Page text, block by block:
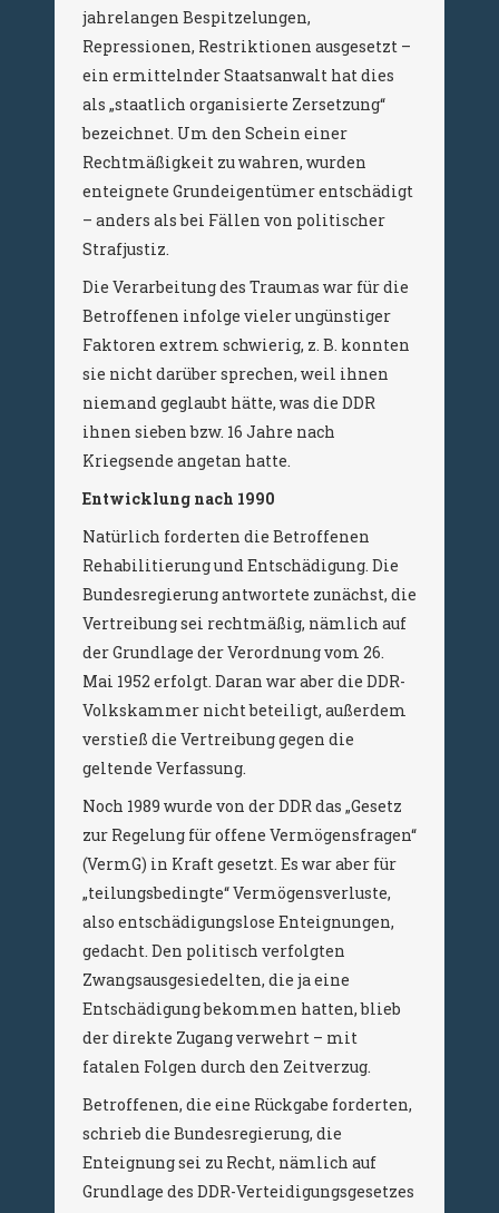
jahrelangen Bespitzelungen,
Repressionen, Restriktionen ausgesetzt –
ein ermittelnder Staatsanwalt hat dies
als „staatlich organisierte Zersetzung“
bezeichnet. Um den Schein einer
Rechtmäßigkeit zu wahren, wurden
enteignete Grundeigentümer entschädigt
– anders als bei Fällen von politischer
Strafjustiz.
Die Verarbeitung des Traumas war für die
Betroffenen infolge vieler ungünstiger
Faktoren extrem schwierig, z. B. konnten
sie nicht darüber sprechen, weil ihnen
niemand geglaubt hätte, was die DDR
ihnen sieben bzw. 16 Jahre nach
Kriegsende angetan hatte.
Entwicklung nach 1990
Natürlich forderten die Betroffenen
Rehabilitierung und Entschädigung. Die
Bundesregierung antwortete zunächst, die
Vertreibung sei rechtmäßig, nämlich auf
der Grundlage der Verordnung vom 26.
Mai 1952 erfolgt. Daran war aber die DDR-
Volkskammer nicht beteiligt, außerdem
verstieß die Vertreibung gegen die
geltende Verfassung.
Noch 1989 wurde von der DDR das „Gesetz
zur Regelung für offene Vermögensfragen“
(VermG) in Kraft gesetzt. Es war aber für
„teilungsbedingte“ Vermögensverluste,
also entschädigungslose Enteignungen,
gedacht. Den politisch verfolgten
Zwangsausgesiedelten, die ja eine
Entschädigung bekommen hatten, blieb
der direkte Zugang verwehrt – mit
fatalen Folgen durch den Zeitverzug.
Betroffenen, die eine Rückgabe forderten,
schrieb die Bundesregierung, die
Enteignung sei zu Recht, nämlich auf
Grundlage des DDR-Verteidigungsgesetzes